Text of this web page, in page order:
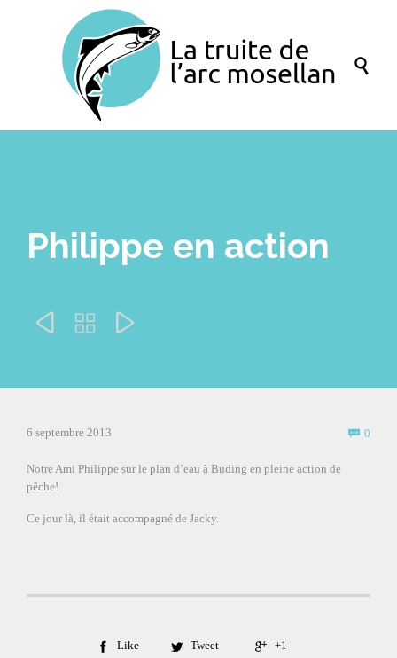

Philippe en action
  
6 septembre 2013  0
Notre Ami Philippe sur le plan d’eau à Buding en pleine action de
pêche!
Ce jour là, il était accompagné de Jacky.
 Like  Tweet  +1